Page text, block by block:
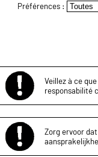
Préférences :
Veillez à ce
responsabilité
Zorg ervoor